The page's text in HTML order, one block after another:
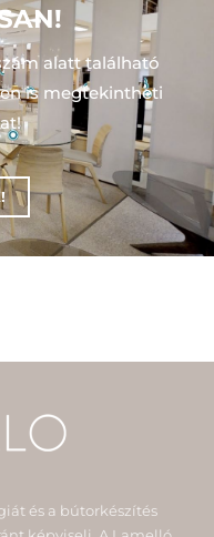
alatt található
is megtekintheti
és a bútorkészítés